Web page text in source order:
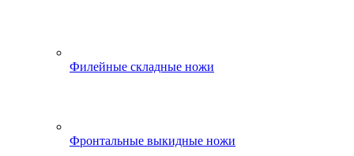
Филейные складные ножи
Фронтальные выкидные ножи